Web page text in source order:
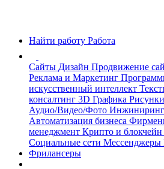
Найти работу Работа
Сайты Дизайн Продвижение
Реклама и Маркетинг
искусственный интеллект
консалтинг 3D Графика
Аудио/Видео/Фото Инжиниринг
Автоматизация бизнеса
менеджмент Крипто и блокчейн
Социальные сети Мессенджеры
Фрилансеры